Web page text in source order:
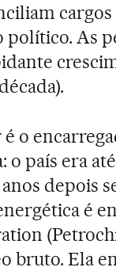
político. As
é o
o país era
anos depois
é
bruto. Ela